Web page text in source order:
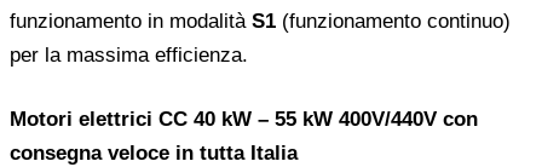
funzionamento in modalità S1 (funzionamento continuo)
per la massima efficienza.
Motori elettrici CC 40 kW – 55 kW 400V/440V con
consegna veloce in tutta Italia